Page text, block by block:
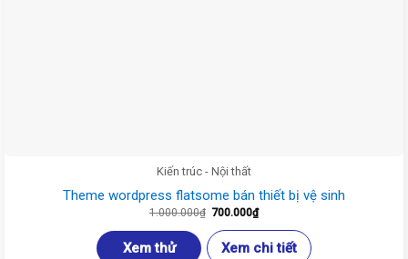
Kiến trúc - Nội thất
Theme wordpress flatsome bán thiết bị vệ sinh
1.000.000₫ Giá
là:
1.000.000₫.
700.000₫Giá
hiện
tại
là:
700.000₫.
Xem thử Xem chi tiết